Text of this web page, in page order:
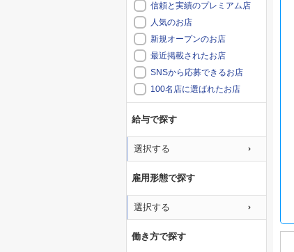
信頼と実績のプレミアム店
人気のお店
新規オープンのお店
最近掲載されたお店
SNSから応募できるお店
100名店に選ばれたお店
給与で探す
選択する
雇用形態で探す
選択する
働き方で探す